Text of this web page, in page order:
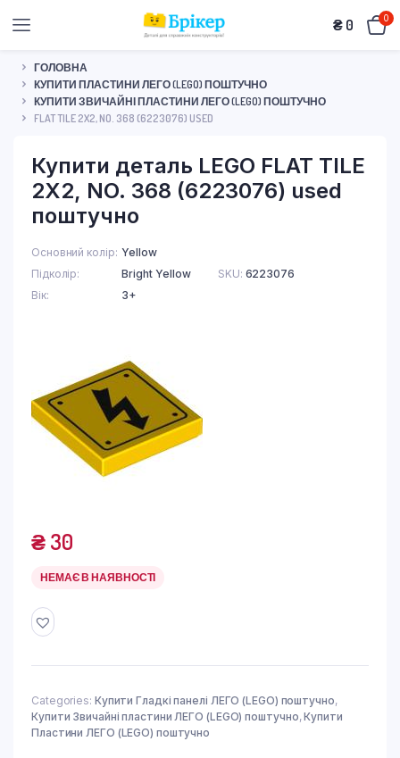
₴ 0 0
ГОЛОВНА
КУПИТИ ПЛАСТИНИ ЛЕГО (LEGO) ПОШТУЧНО
КУПИТИ ЗВИЧАЙНІ ПЛАСТИНИ ЛЕГО (LEGO) ПОШТУЧНО
FLAT TILE 2X2, NO. 368 (6223076) USED
Купити деталь LEGO FLAT TILE
2X2, NO. 368 (6223076) used
поштучно
Основний колір Yellow
Підколір
Bright Yellow
Вік
3+
SKU: 6223076
₴30
НЕМАЄ В НАЯВНОСТІ
Categories: Купити Гладкі панелі ЛЕГО (LEGO) поштучно,
Купити Звичайні пластини ЛЕГО (LEGO) поштучно,Купити
Пластини ЛЕГО (LEGO) поштучно